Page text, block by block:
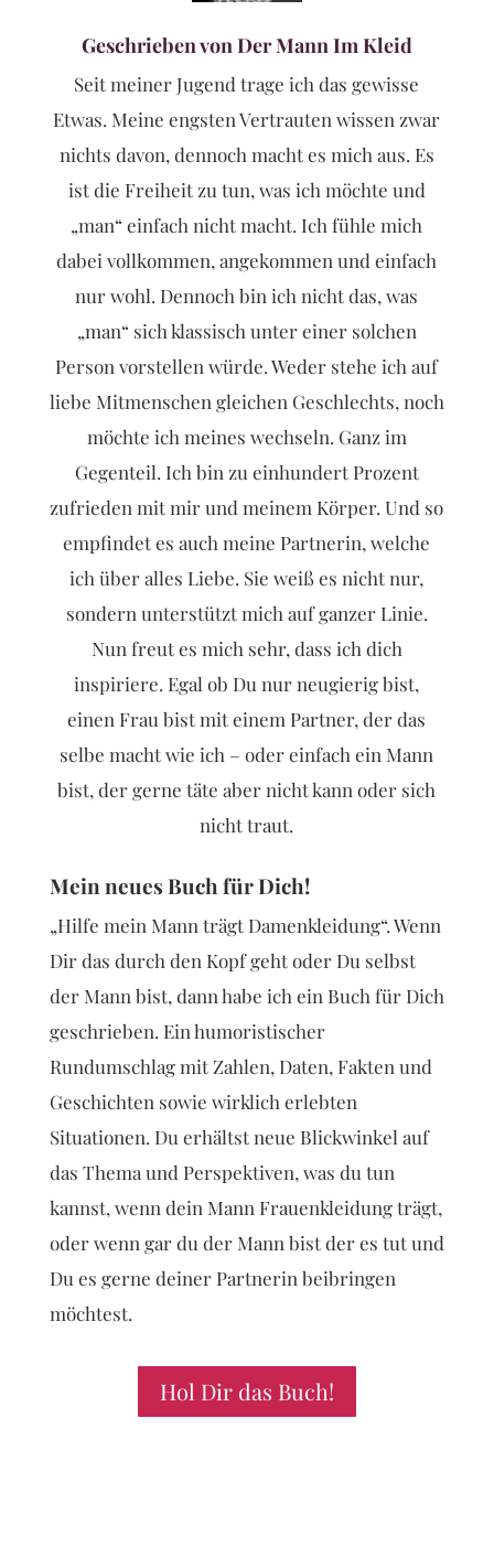
Geschrieben von Der Mann Im Kleid
Seit meiner Jugend trage ich das gewisse
Etwas. Meine engsten Vertrauten wissen zwar
nichts davon, dennoch macht es mich aus. Es
ist die Freiheit zu tun, was ich möchte und
„man“ einfach nicht macht. Ich fühle mich
dabei vollkommen, angekommen und einfach
nur wohl. Dennoch bin ich nicht das, was
„man“ sich klassisch unter einer solchen
Person vorstellen würde. Weder stehe ich auf
liebe Mitmenschen gleichen Geschlechts, noch
möchte ich meines wechseln. Ganz im
Gegenteil. Ich bin zu einhundert Prozent
zufrieden mit mir und meinem Körper. Und so
empfindet es auch meine Partnerin, welche
ich über alles Liebe. Sie weiß es nicht nur,
sondern unterstützt mich auf ganzer Linie.
Nun freut es mich sehr, dass ich dich
inspiriere. Egal ob Du nur neugierig bist,
einen Frau bist mit einem Partner, der das
selbe macht wie ich – oder einfach ein Mann
bist, der gerne täte aber nicht kann oder sich
nicht traut.
Mein neues Buch für Dich!
„Hilfe mein Mann trägt Damenkleidung“. Wenn
Dir das durch den Kopf geht oder Du selbst
der Mann bist, dann habe ich ein Buch für Dich
geschrieben. Ein humoristischer
Rundumschlag mit Zahlen, Daten, Fakten und
Geschichten sowie wirklich erlebten
Situationen. Du erhältst neue Blickwinkel auf
das Thema und Perspektiven, was du tun
kannst, wenn dein Mann Frauenkleidung trägt,
oder wenn gar du der Mann bist der es tut und
Du es gerne deiner Partnerin beibringen
möchtest.
Hol Dir das Buch!